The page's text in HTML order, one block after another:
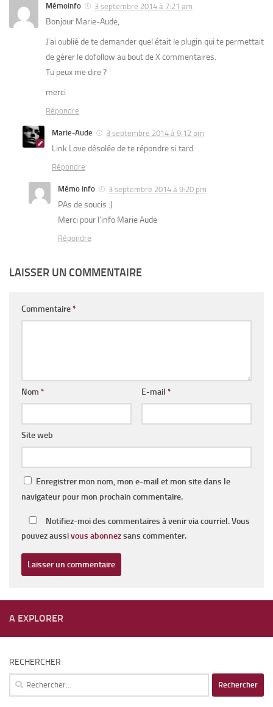
Mémoinfo 3 septembre 2014 à 7:21 am
Bonjour Marie-Aude,
J’ai oublié de te demander quel était le plugin qui te permettait
de gérer le dofollow au bout de X commentaires.
Tu peux me dire ?
merci
Répondre
Marie-Aude 3 septembre 2014 à 9:12 pm
Link Love désolée de te répondre si tard.
Répondre
Mémo info 3 septembre 2014 à 9:20 pm
PAs de soucis :)
Merci pour l’info Marie Aude
Répondre
LAISSER UN COMMENTAIRE
Commentaire*
Nom * E-mail *
Site web
Enregistrer mon nom, mon e-mail et mon site dans le
navigateur pour mon prochain commentaire.
Notifiez-moi des commentaires à venir via courriel. Vous
pouvez aussivous abonnezsans commenter.
A EXPLORER
RECHERCHER
Rechercher :